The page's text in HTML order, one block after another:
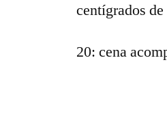
centígrados
20: cena